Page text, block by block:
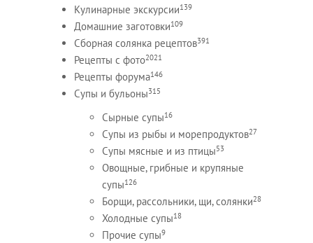
Кулинарные экскурсии139
Домашние заготовки109
Сборная солянка рецептов391
Рецепты c фото2021
Рецепты форума146
Супы и бульоны315
Сырные супы16
Супы из рыбы и морепродуктов27
Супы мясные и из птицы53
Овощные, грибные и крупяные
супы126
Борщи, рассольники, щи, солянки28
Холодные супы18
Прочие супы9